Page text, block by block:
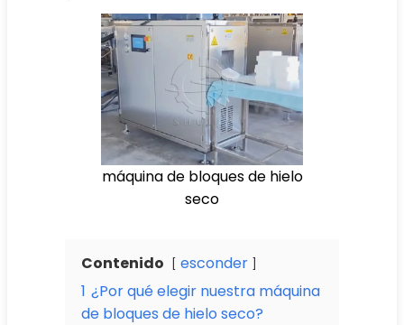
máquina de bloques de hielo
seco
Contenido
esconder
1 ¿Por qué elegir nuestra máquina
de bloques de hielo seco?